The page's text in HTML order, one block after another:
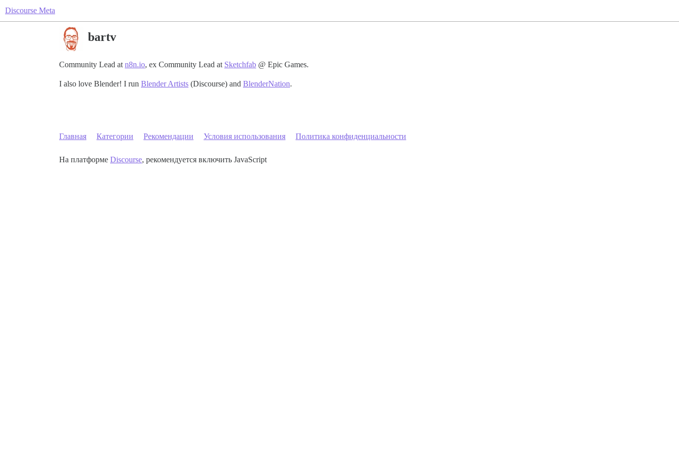
Discourse Meta
bartv
Community Lead at n8n.io, ex Community Lead at Sketchfab @ Epic Games.
I also love Blender! I run Blender Artists (Discourse) and BlenderNation.
Главная Категории Рекомендации Условия использования Политика конфиденциальности
На платформе Discourse, рекомендуется включить JavaScript